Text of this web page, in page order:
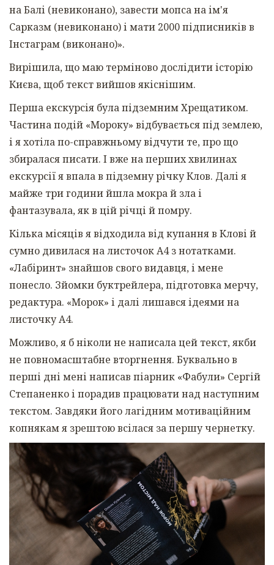
на Балі (невиконано), завести мопса на ім'я
Сарказм (невиконано) і мати 2000 підписників в
Інстаграм (виконано)».
Вирішила, що маю терміново дослідити історію
Києва, щоб текст вийшов якіснішим.
Перша екскурсія була підземним Хрещатиком.
Частина подій «Мороку» відбувається під землею,
і я хотіла по-справжньому відчути те, про що
збиралася писати. І вже на перших хвилинах
екскурсії я впала в підземну річку Клов. Далі я
майже три години йшла мокра й зла і
фантазувала, як в цій річці й помру.
Кілька місяців я відходила від купання в Клові й
сумно дивилася на листочок А4 з нотатками.
«Лабіринт» знайшов свого видавця, і мене
понесло. Зйомки буктрейлера, підготовка мерчу,
редактура. «Морок» і далі лишався ідеями на
листочку А4.
Можливо, я б ніколи не написала цей текст, якби
не повномасштабне вторгнення. Буквально в
перші дні мені написав піарник «Фабули» Сергій
Степаненко і порадив працювати над наступним
текстом. Завдяки його лагідним мотиваційним
копнякам я зрештою всілася за першу чернетку.